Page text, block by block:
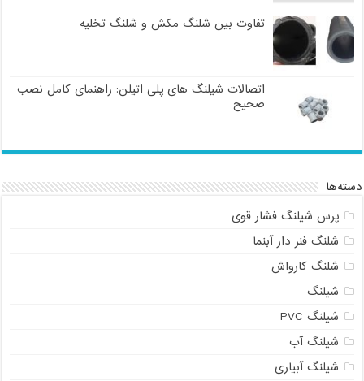
تفاوت بین شلنگ مکش و شلنگ تخلیه
اتصالات شیلنگ های پلی اتیلن: راهنمای کامل نصب
صحیح
دسته‌ها
پرس شیلنگ فشار قوی
شلنگ فنر دار آبنما
شلنگ کارواش
شیلنگ
شیلنگ PVC
شیلنگ آب
شیلنگ آبیاری